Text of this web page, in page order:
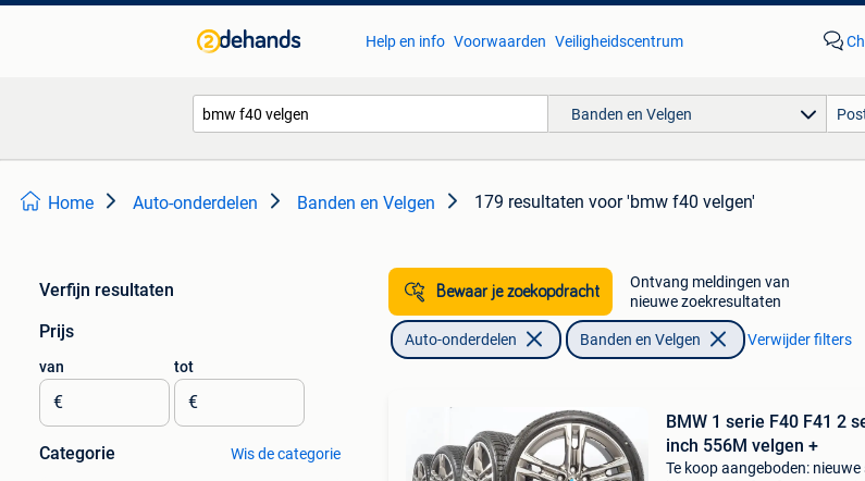
Help en info Voorwaarden Veiligheidscentrum
Banden en Velgen
Home Auto-onderdelen Banden en Velgen 179 resultaten voor 'bmw f40 velgen'
Verfijn resultaten
Prijs
van
€
tot
€
Categorie Wis de categorie
Bewaar je zoekopdracht
Ontvang meldingen van
nieuwe zoekresultaten
Auto-onderdelen Banden en Velgen Verwijder filters
BMW 1 serie F40 F41 2
inch 556M velgen +
Te koop aangeboden: